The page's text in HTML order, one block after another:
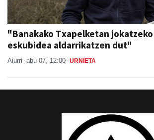
"Banakako Txapelketan
eskubidea aldarrikatzen dut"
Aiurri abu 07, 12:00 URNIETA